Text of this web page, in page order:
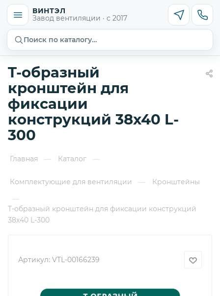
ВИНТЭЛ
Завод вентиляции · с 2017
Поиск по каталогу…
T-образный
кронштейн для
фиксации
конструкций 38х40 L-
300
Главная — Каталог —
Комплектующие для вентиляции —
Кронштейны
—
T-образный кронштейн для фиксации конструкций
38х40 L-300
Артикул: VTL-00166239